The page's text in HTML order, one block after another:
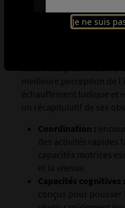
Je ne suis
POINTS À RETENIR
meilleure perception de
échauffement ludique et
un récapitulatif de ses
Coordination :
des activités rapides
capacités motrices
et la vitesse.
Capacités cognitives :
conçus pour